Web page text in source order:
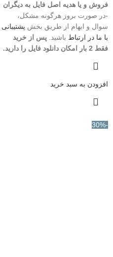
فروش و یا هدیه اصل فایل به دیگران
-در صورت بروز هرگونه مشکل،
سوال و ابهام از طریق بخش پشتیبانی
با ما در ارتباط باشید. پس از خرید
فقط 2 بار امکان دانلود فایل را دارید.
افزودن به سبد خرید
-30%